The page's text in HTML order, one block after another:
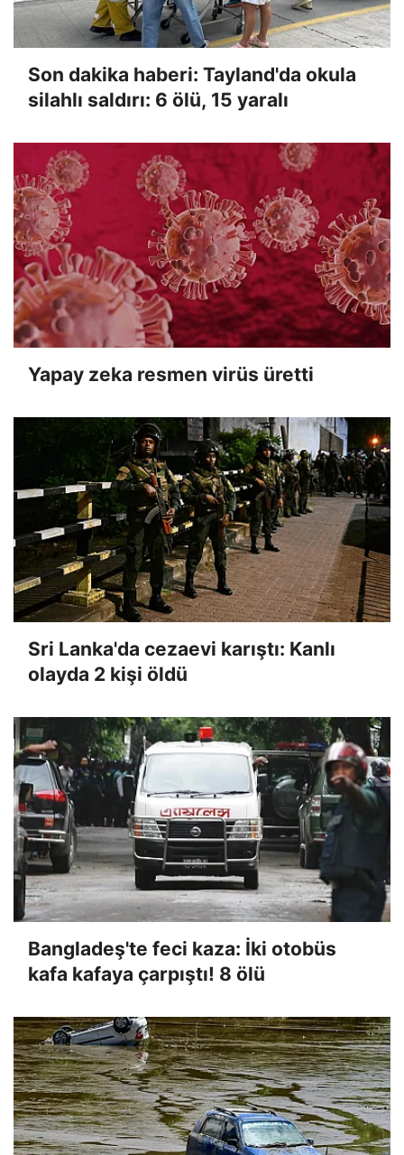
Son dakika haberi: Tayland'da okula
silahlı saldırı: 6 ölü, 15 yaralı
Yapay zeka resmen virüs üretti
Sri Lanka'da cezaevi karıştı: Kanlı
olayda 2 kişi öldü
Bangladeş'te feci kaza: İki otobüs
kafa kafaya çarpıştı! 8 ölü